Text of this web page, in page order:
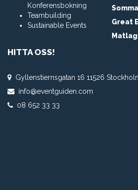
Konferensbokning
Teambuilding
Sustainable Events
Great
HITTA OSS!
Gyllenstiernsgatan 16 11526
info@eventguiden.com
08 652 33 33